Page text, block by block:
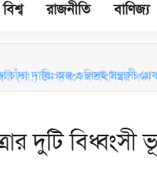
বিশ্ব রাজনীতি বাণিজ্য
দাবি: অস্ত্র-গুলিসহ সন্ত্রাসী
(সা.) উদযাপনে মতবিনিময় সভা
দুটি বিধ্বংসী